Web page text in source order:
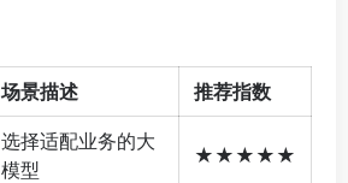
场景描述 推荐指数
选择适配业务的大
模型
★★★★★